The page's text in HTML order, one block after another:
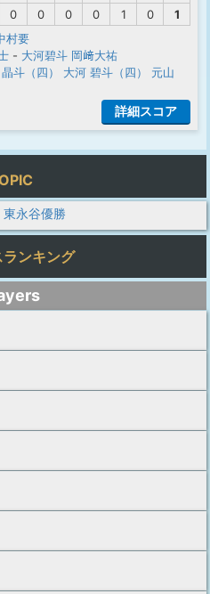
0 0 0 0 1 0
1
村要
- 大河碧斗 岡﨑大祐
斗（四） 大河 碧斗（四）
元山
詳細スコア
永谷優勝
ンキング